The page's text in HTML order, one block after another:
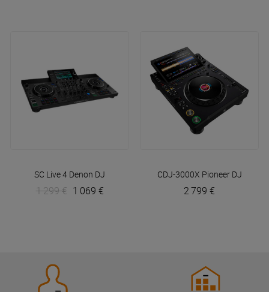
SC Live 4 Denon DJ
1 299 € 1 069 €
CDJ-3000X Pioneer DJ
2 799 €